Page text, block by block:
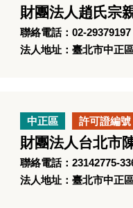
財團法人趙氏宗
聯絡電話：02-29379197
法人地址：臺北市中正
中正區 許可證編號
財團法人台北市
聯絡電話：23142775-
法人地址：臺北市中正